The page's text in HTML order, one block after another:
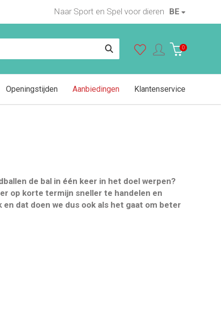
BE
Naar Sport en Spel voor dieren
0
Klantenservice
Aanbiedingen
Openingstijden
de bal in één keer in het doel werpen?
op korte termijn sneller te handelen en
dat doen we dus ook als het gaat om beter